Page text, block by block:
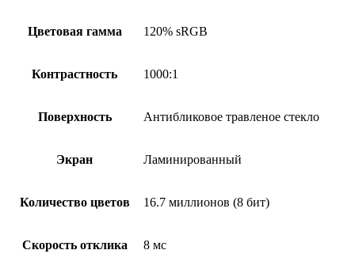
Цветовая гамма 120% sRGB
Контрастность 1000:1
Поверхность Антибликовое травленое стекло
Экран Ламинированный
Количество цветов 16.7 миллионов (8 бит)
Скорость отклика 8 мс